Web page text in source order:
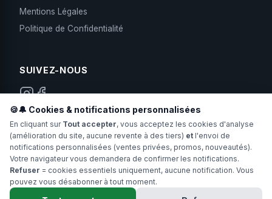
Mentions Légales
Politique de Confidentialité
SUIVEZ-NOUS
Espace Producteurs
Copyright 2024-2026 Hollyweed. Tous droits réservés.
🍪🔔 Cookies & notifications personnalisées
En cliquant sur Tout accepter, vous acceptez les cookies d'analyse
(amélioration du site, aucune revente à des tiers) et l'envoi de
notifications personnalisées (ventes privées, promos, nouveautés).
Votre navigateur vous demandera de confirmer les notifications.
Refuser = cookies essentiels uniquement, aucune notification. Vous
pouvez vous désabonner à tout moment.